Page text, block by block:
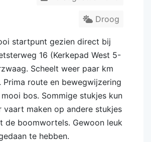
Droog
startpunt gezien direct bij
16 (Kerkepad West 5-
Scheelt weer paar km
Prima route en bewegwijzering
bos. Sommige stukjes kun
vaart maken op andere stukjes
de boomwortels. Gewoon leuk
te hebben.